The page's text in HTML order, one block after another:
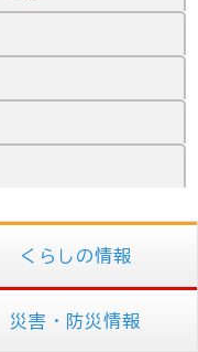
くらしの情報
災害・防災情報